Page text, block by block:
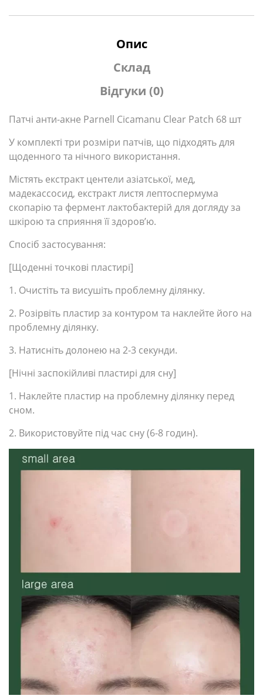
Опис
Склад
Відгуки (0)
Патчі анти-акне Parnell Cicamanu Clear Patch 68 шт
У комплекті три розміри патчів, що підходять для
щоденного та нічного використання.
Містять екстракт центели азіатської, мед,
мадекассосид, екстракт листя лептоспермума
скопарію та фермент лактобактерій для догляду за
шкірою та сприяння її здоров’ю.
Спосіб застосування:
[Щоденні точкові пластирі]
1. Очистіть та висушіть проблемну ділянку.
2. Розірвіть пластир за контуром та наклейте його на
проблемну ділянку.
3. Натисніть долонею на 2-3 секунди.
[Нічні заспокійливі пластирі для сну]
1. Наклейте пластир на проблемну ділянку перед
сном.
2. Використовуйте під час сну (6-8 годин).